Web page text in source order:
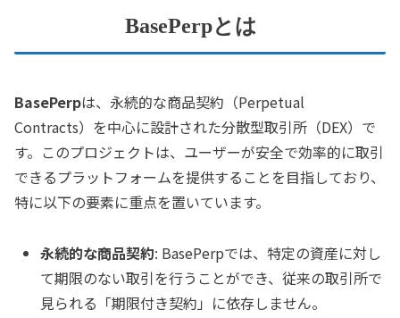
BasePerpとは
BasePerpは、永続的な商品契約（Perpetual
Contracts）を中心に設計された分散型取引所（DEX）で
す。このプロジェクトは、ユーザーが安全で効率的に取引
できるプラットフォームを提供することを目指しており、
特に以下の要素に重点を置いています。
永続的な商品契約: BasePerpでは、特定の資産に対し
て期限のない取引を行うことができ、従来の取引所で
見られる「期限付き契約」に依存しません。